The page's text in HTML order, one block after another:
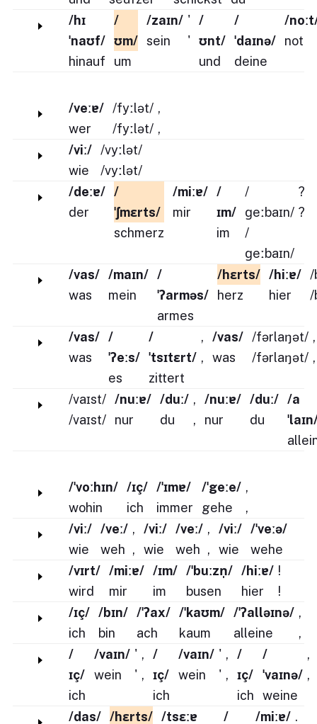
/hɪ
ˈnaʊf/
hinauf
/
ʊm/
um
/zaɪn/
sein
'
'
/
ʊnt/
und
/
ˈdaɪnə/
deine
/
not
/veːɐ/
wer
/fyːlət/
/fyːlət/
,
,
/viː/
wie
/vyːlət/
/vyːlət/
/deːɐ/
der
/
ˈʃmɛrts/
schmerz
/miːɐ/
mir
/
ɪm/
im
/
ɡeːbaɪn/
/
ɡeːbaɪn/
?
?
/vas/
was
/maɪn/
mein
/
ˈʔarməs/
armes
/hɛrts/
herz
/hiːɐ/
hier
/
/
/vas/
was
/
ˈʔeːs/
es
/
ˈtsɪtɛrt/
zittert
,
,
/vas/
was
/fərlaŋət/
/fərlaŋət/
,
,
/vaɪst/
/vaɪst/
/nuːɐ/
nur
/duː/
du
,
,
/nuːɐ/
nur
/duː/
du
/a
/ˈvoːhɪn/
wohin
/ɪç/
ich
/ˈɪmɐ/
immer
/ˈgeːe/
gehe
,
,
/viː/
wie
/veː/
weh
,
,
/viː/
wie
/veː/
weh
,
,
/viː/
wie
/ˈveːə/
wehe
/vɪrt/
wird
/miːɐ/
mir
/ɪm/
im
/ˈbuːzn̩/
busen
/hiːɐ/
hier
!
!
/ɪç/
ich
/bɪn/
bin
/ˈʔax/
ach
/ˈkaʊm/
kaum
/ˈʔalləɪnə/
alleine
,
,
/
ɪç/
ich
/vaɪn/
wein
'
'
,
,
/
ɪç/
ich
/vaɪn/
wein
'
'
,
,
/
ɪç/
ich
/
ˈvaɪnə/
weine
,
,
/das/ /hɛrts/ /tsɛːɐ
/
/miːɐ/ .